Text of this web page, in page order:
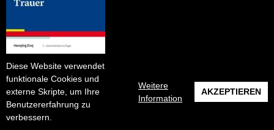
Diese Website verwendet
funktionale Cookies und
externe Skripte, um Ihre
Benutzererfahrung zu
verbessern.
Weitere
Information
AKZEPTIEREN